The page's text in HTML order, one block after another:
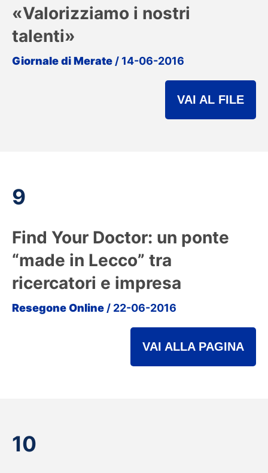
«Valorizziamo i nostri
talenti»
Giornale di Merate / 14-06-2016
VAI AL FILE
9
Find Your Doctor: un ponte
“made in Lecco” tra
ricercatori e impresa
Resegone Online / 22-06-2016
VAI ALLA PAGINA
10